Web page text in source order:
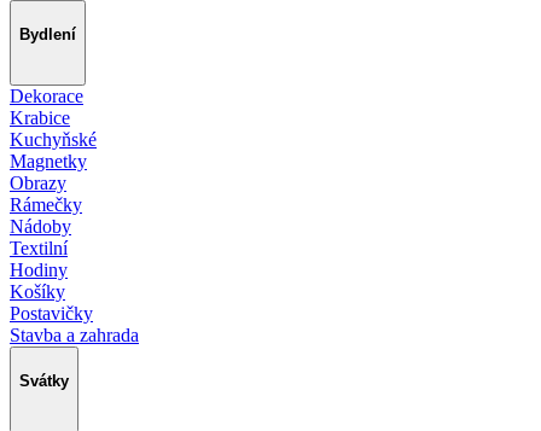
Bydlení
Dekorace
Krabice
Kuchyňské
Magnetky
Obrazy
Rámečky
Nádoby
Textilní
Hodiny
Košíky
Postavičky
Stavba a zahrada
Svátky